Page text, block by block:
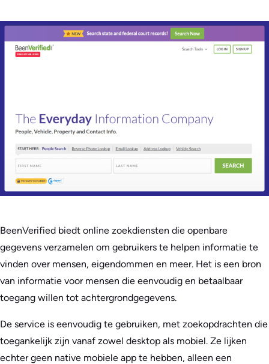
BeenVerified biedt online zoekdiensten die openbare
gegevens verzamelen om gebruikers te helpen informatie te
vinden over mensen, eigendommen en meer. Het is een bron
van informatie voor mensen die eenvoudig en betaalbaar
toegang willen tot achtergrondgegevens.
De service is eenvoudig te gebruiken, met zoekopdrachten die
toegankelijk zijn vanaf zowel desktop als mobiel. Ze lijken
echter geen native mobiele app te hebben, alleen een